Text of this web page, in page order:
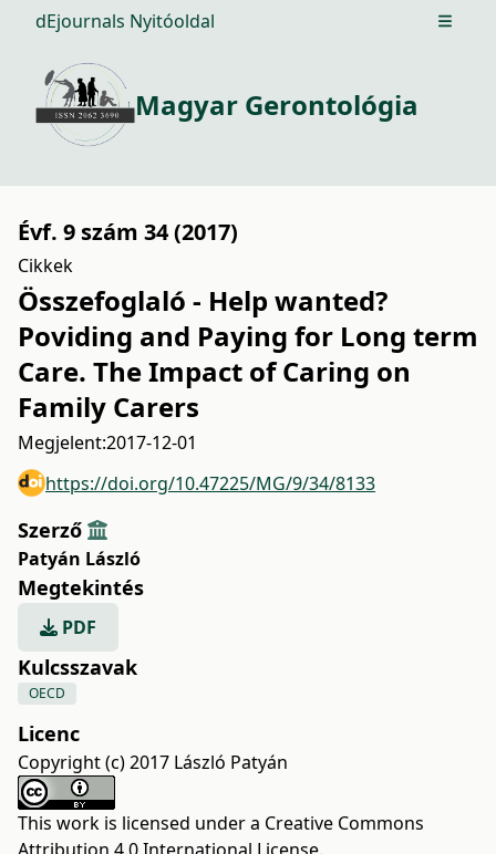
dEjournals Nyitóoldal Open
Magyar Gerontológia
Évf. 9 szám 34 (2017)
Cikkek
Összefoglaló - Help wanted?
Poviding and Paying for Long term
Care. The Impact of Caring on
Family Carers
Megjelent:2017-12-01
https://doi.org/10.47225/MG/9/34/8133
Szerző
Patyán László
Megtekintés
PDF
Kulcsszavak
OECD
Licenc
Copyright (c) 2017 László Patyán
This work is licensed under a Creative Commons